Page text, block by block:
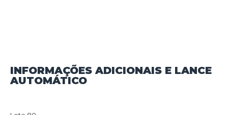
INFORMAÇÕES ADICIONAIS E LANCE
AUTOMÁTICO